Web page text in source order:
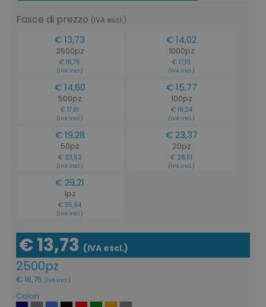
Fasce di prezzo (IVA escl.)
€ 13,73
2500pz
€ 16,75
(IVA incl.)
€ 14,02
1000pz
€ 17,10
(IVA incl.)
€ 14,60
500pz
€ 17,81
(IVA incl.)
€ 15,77
100pz
€ 19,24
(IVA incl.)
€ 19,28
50pz
€ 23,52
(IVA incl.)
€ 23,37
20pz
€ 28,51
(IVA incl.)
€ 29,21
1pz
€ 35,64
(IVA incl.)
€ 13,73 (IVA escl.)
2500pz
€ 16,75 (IVA incl.)
Colori